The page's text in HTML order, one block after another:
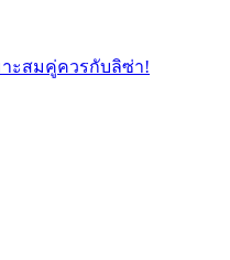
ะสมคู่ควรกับลิซ่า!